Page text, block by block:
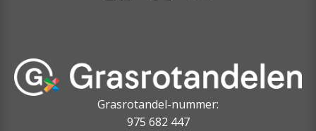
Grasrotandel-nummer:
975 682 447